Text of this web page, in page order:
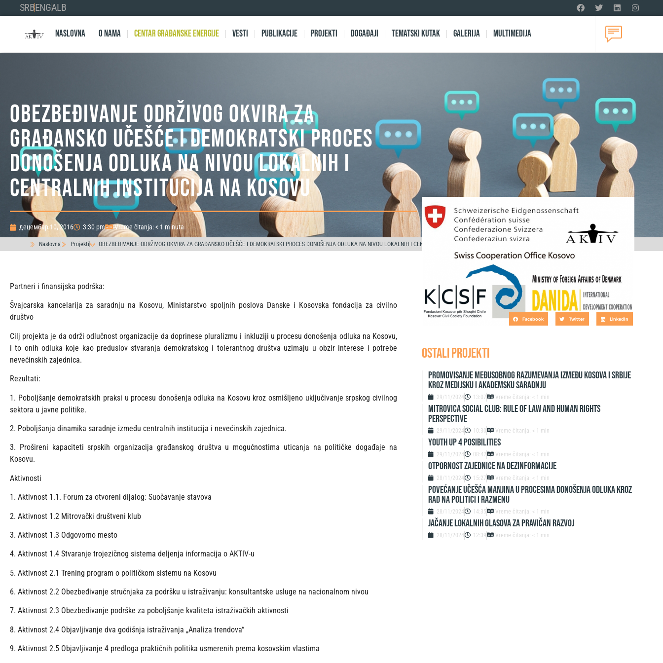
SRBENGALB
Naslovna O nama Centar Građanske Energije Vesti Publikacije Projekti Događaji Tematski kutak Galerija Multimedija
OBEZBEĐIVANJE ODRŽIVOG OKVIRA ZA
GRAĐANSKO UČEŠĆE I DEMOKRATSKI PROCES
DONOŠENJA ODLUKA NA NIVOU LOKALNIH I
CENTRALNIH INSTITUCIJA NA KOSOVU
децембар 10, 2016 3:30 pm Vreme čitanja: < 1 minuta
Naslovna Projekti OBEZBEĐIVANJE ODRŽIVOG OKVIRA ZA GRAĐANSKO UČEŠĆE I DEMOKRATSKI PROCES DONOŠENJA ODLUKA NA NIVOU LOKALNIH I CENTRALNIH INSTITUCIJA NA KOSOVU
Partneri i finansijska podrška:
Švajcarska kancelarija za saradnju na Kosovu, Ministarstvo spoljnih poslova Danske i Kosovska fondacija za civilno
društvo
Cilj projekta je da održi odlučnost organizacije da doprinese pluralizmu i inkluziji u procesu donošenja odluka na Kosovu,
i to onih odluka koje kao preduslov stvaranja demokratskog i tolerantnog društva uzimaju u obzir interese i potrebe
nevećinskih zajednica.
Rezultati:
1. Poboljšanje demokratskih praksi u procesu donošenja odluka na Kosovu kroz osmišljeno uključivanje srpskog civilnog
sektora u javne politike.
2. Poboljšanja dinamika saradnje između centralnih institucija i nevećinskih zajednica.
3. Prošireni kapaciteti srpskih organizacija građanskog društva u mogućnostima uticanja na političke događaje na
Kosovu.
Aktivnosti
1. Aktivnost 1.1. Forum za otvoreni dijalog: Suočavanje stavova
2. Aktivnost 1.2 Mitrovački društveni klub
3. Aktivnost 1.3 Odgovorno mesto
4. Aktivnost 1.4 Stvaranje trojezičnog sistema deljenja informacija o AKTIV-u
5. Aktivnost 2.1 Trening program o političkom sistemu na Kosovu
6. Aktivnost 2.2 Obezbeđivanje stručnjaka za podršku u istraživanju: konsultantske usluge na nacionalnom nivou
7. Aktivnost 2.3 Obezbeđivanje podrške za poboljšanje kvaliteta istraživačkih aktivnosti
8. Aktivnost 2.4 Objavljivanje dva godišnja istraživanja „Analiza trendova“
9. Aktivnost 2.5 Objavljivanje 4 predloga praktičnih politika usmerenih prema kosovskim vlastima
Facebook Twitter LinkedIn
OSTALI PROJEKTI
Promovisanje međusobnog razumevanja između Kosova i Srbije
kroz medijsku i akademsku saradnju
29/11/2024 13:07 Vreme čitanja: < 1 min
Mitrovica Social Club: Rule of Law and Human Rights
Perspective
29/11/2024 10:30 Vreme čitanja: < 1 min
Youth up 4 Posibilities
29/11/2024 08:42 Vreme čitanja: < 1 min
Otpornost zajednice na dezinformacije
28/11/2024 15:27 Vreme čitanja: < 1 min
Povećanje učešća manjina u procesima donošenja odluka kroz
rad na politici i razmenu
28/11/2024 14:35 Vreme čitanja: < 1 min
Jačanje lokalnih glasova za pravičan razvoj
28/11/2024 12:39 Vreme čitanja: < 1 min